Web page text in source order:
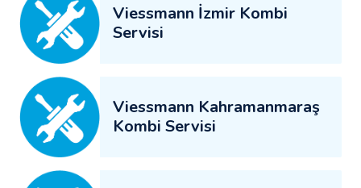
Viessmann İzmir Kombi
Servisi
Viessmann Kahramanmaraş
Kombi Servisi